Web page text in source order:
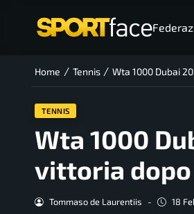
Home / Tennis / Wta 1000 Dubai
TENNIS
Wta 1000
vittoria dopo
Tommaso de Laurentiis - 18